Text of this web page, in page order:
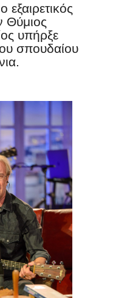
εξαιρετικός
Θύμιος
υπήρξε
σπουδαίου